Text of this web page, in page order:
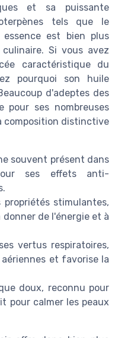
et sa puissante
tels que le
est bien plus
Si vous avez
caractéristique du
pourquoi son huile
d'adeptes des
pour ses nombreuses
composition distinctive
souvent présent dans
ses effets anti-
stimulantes,
de l'énergie et à
vertus respiratoires,
et favorise la
doux, reconnu pour
pour calmer les peaux